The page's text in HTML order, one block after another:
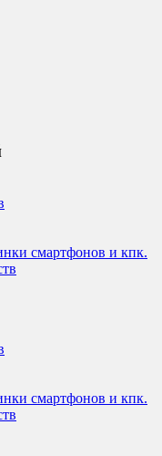
смартфонов и кпк.
смартфонов и кпк.